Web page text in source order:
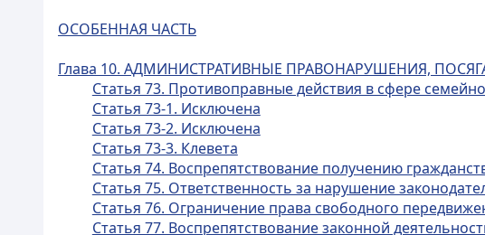
ОСОБЕННАЯ ЧАСТЬ
Глава 10. АДМИНИСТРАТИВНЫЕ ПРАВОНАРУШЕНИЯ,
Статья 73. Противоправные действия в сфере
Статья 73-1. Исключена
Статья 73-2. Исключена
Статья 73-3. Клевета
Статья 74. Воспрепятствование получению
Статья 75. Ответственность за нарушение
Статья 76. Ограничение права свободного
Статья 77. Воспрепятствование законной